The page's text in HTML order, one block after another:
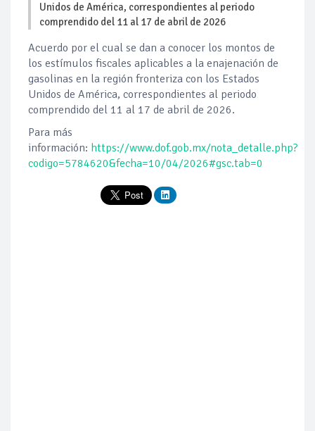
Unidos de América, correspondientes al periodo
comprendido del 11 al 17 de abril de 2026
Acuerdo por el cual se dan a conocer los montos de
los estímulos fiscales aplicables a la enajenación de
gasolinas en la región fronteriza con los Estados
Unidos de América, correspondientes al periodo
comprendido del 11 al 17 de abril de 2026.
Para más
información: https://www.dof.gob.mx/nota_detalle.php?
codigo=5784620&fecha=10/04/2026#gsc.tab=0